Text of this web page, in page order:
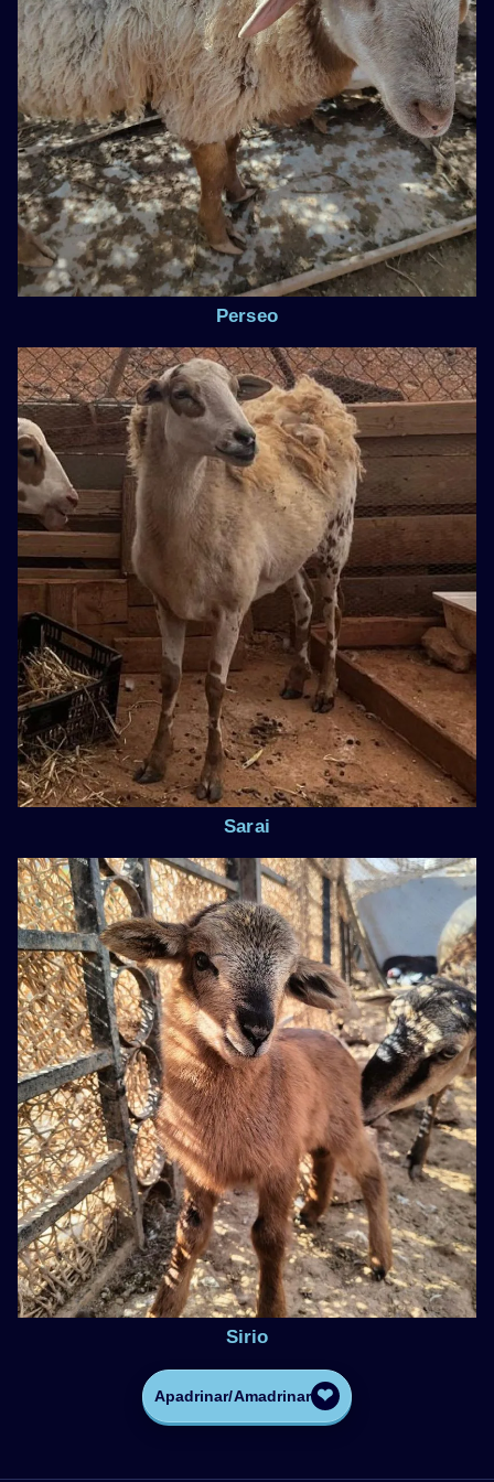
Perseo
Sarai
Sirio
Apadrinar/Amadrinar ❤